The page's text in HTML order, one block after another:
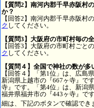
【質問2】南河内郡千早赤阪村
か？
【回答2】南河内郡千早赤阪村
ク してください。
【質問3】大阪府の市町村毎の
【回答3】大阪府の市町村ごと
ク してください。
【質問４】全国で神社の数が
【回答４】「第1位」は、広島
新潟県上越市の『667ヶ寺』で
寺』です。「第4位」は、新潟
福井県福井市の『443ヶ寺』で
細は、下記のボタンで確認でき